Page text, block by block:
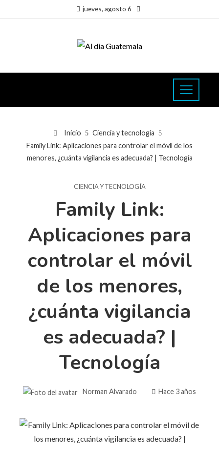
jueves, agosto 6
Inicio
Ciencia y tecnología
Family Link: Aplicaciones para controlar el móvil de los
menores, ¿cuánta vigilancia es adecuada? | Tecnología
CIENCIA Y TECNOLOGÍA
Family Link:
Aplicaciones para
controlar el móvil
de los menores,
¿cuánta vigilancia
es adecuada? |
Tecnología
Norman Alvarado Hace 3 años